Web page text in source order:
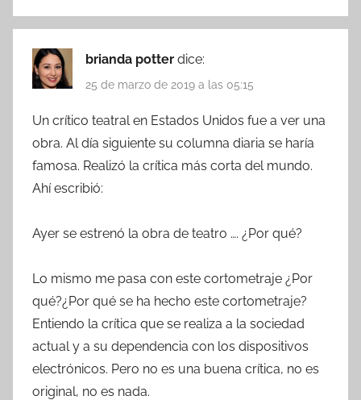
brianda potter dice:
25 de marzo de 2019 a las 05:15
Un crítico teatral en Estados Unidos fue a ver una
obra. Al día siguiente su columna diaria se haría
famosa. Realizó la crítica más corta del mundo.
Ahí escribió:
Ayer se estrenó la obra de teatro …. ¿Por qué?
Lo mismo me pasa con este cortometraje ¿Por
qué?¿Por qué se ha hecho este cortometraje?
Entiendo la crítica que se realiza a la sociedad
actual y a su dependencia con los dispositivos
electrónicos. Pero no es una buena crítica, no es
original, no es nada.